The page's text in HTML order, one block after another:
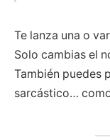
Te lanza una o
Solo cambias el
También puedes
sarcástico…